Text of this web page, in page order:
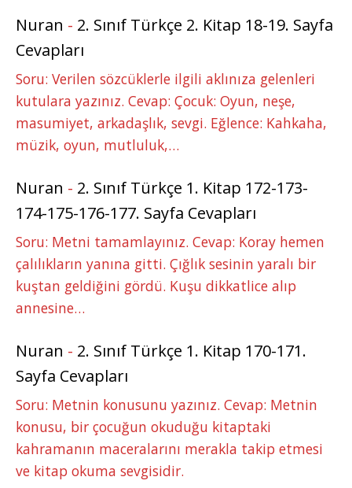
Nuran - 2. Sınıf Türkçe 2. Kitap 18-19. Sayfa
Cevapları
Soru: Verilen sözcüklerle ilgili aklınıza gelenleri
kutulara yazınız. Cevap: Çocuk: Oyun, neşe,
masumiyet, arkadaşlık, sevgi. Eğlence: Kahkaha,
müzik, oyun, mutluluk,…
Nuran - 2. Sınıf Türkçe 1. Kitap 172-173-
174-175-176-177. Sayfa Cevapları
Soru: Metni tamamlayınız. Cevap: Koray hemen
çalılıkların yanına gitti. Çığlık sesinin yaralı bir
kuştan geldiğini gördü. Kuşu dikkatlice alıp
annesine…
Nuran - 2. Sınıf Türkçe 1. Kitap 170-171.
Sayfa Cevapları
Soru: Metnin konusunu yazınız. Cevap: Metnin
konusu, bir çocuğun okuduğu kitaptaki
kahramanın maceralarını merakla takip etmesi
ve kitap okuma sevgisidir.